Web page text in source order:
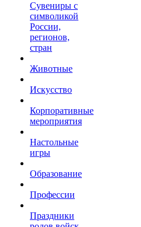
Сувениры с
символикой
России,
регионов,
стран
Животные
Искусство
Корпоративные
мероприятия
Настольные
игры
Образование
Профессии
Праздники